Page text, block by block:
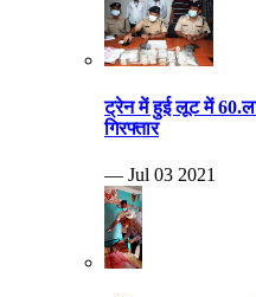
ट्रेन में हुई लूट में
गिरफ्तार
— Jul 03 2021